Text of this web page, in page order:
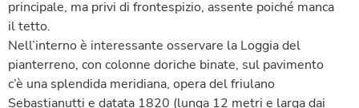
principale, ma privi di frontespizio, assente poiché manca
il tetto.
Nell’interno è interessante osservare la Loggia del
pianterreno, con colonne doriche binate, sul pavimento
c’è una splendida meridiana, opera del friulano
Sebastianutti e datata 1820 (lunga 12 metri e larga dai